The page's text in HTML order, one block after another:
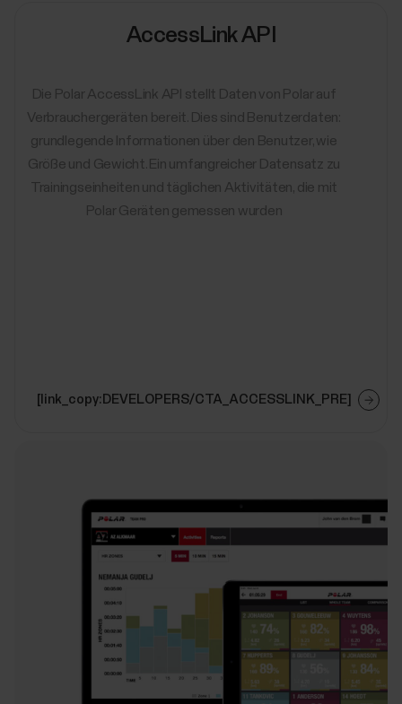
AccessLink API
Die Polar AccessLink API stellt Daten von Polar auf
Verbrauchergeräten bereit. Dies sind Benutzerdaten:
grundlegende Informationen über den Benutzer, wie
Größe und Gewicht. Ein umfangreicher Datensatz zu
Trainingseinheiten und täglichen Aktivitäten, die mit
Polar Geräten gemessen wurden
[link_copy:DEVELOPERS/CTA_ACCESSLINK_PRE]